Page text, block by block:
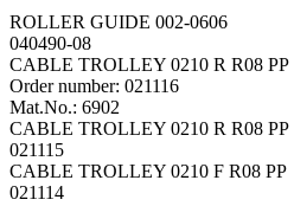
ROLLER GUIDE 002-0606
040490-08
CABLE TROLLEY 0210 R R08 PP
Order number: 021116
Mat.No.: 6902
CABLE TROLLEY 0210 R R08 PP
021115
CABLE TROLLEY 0210 F R08 PP
021114